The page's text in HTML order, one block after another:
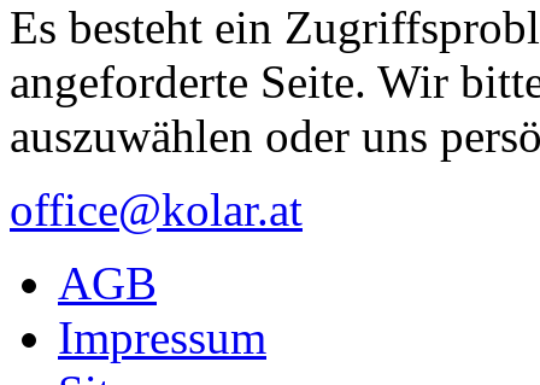
Es besteht ein
angeforderte Seite. Wir
auszuwählen oder uns
office@kolar.at
AGB
Impressum